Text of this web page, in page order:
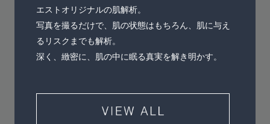
エストオリジナルの肌解析。
写真を撮るだけで、肌の状態はもちろん、肌に与え
るリスクまでも解析。
深く、緻密に、肌の中に眠る真実を解き明かす。